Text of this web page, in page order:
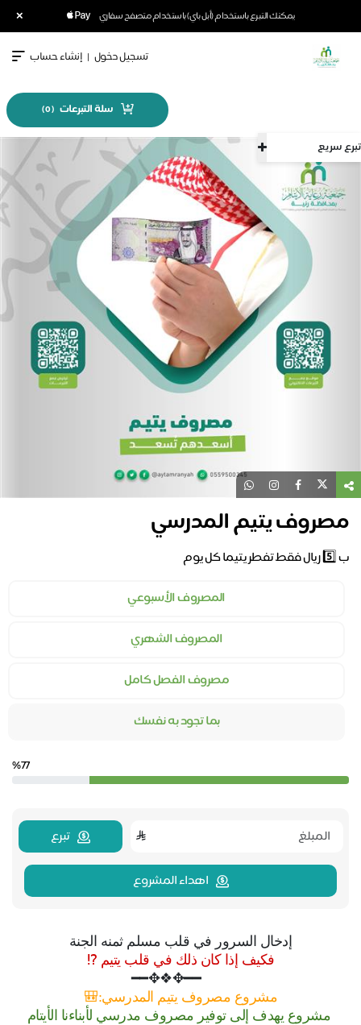
يمكنك التبرع باستخدام (أبل باي) باستخدام متصفح سفاري ×
تبرع سريع
تسجيل دخول | إنشاء حساب
سلة التبرعات (
0
)
مصروف يتيم المدرسي
ب 5️⃣ ريال فقط تفطر يتيما كل يوم
المصروف الأسبوعي
المصروف الشهري
مصروف الفصل كامل
بما تجود به نفسك
%77
تبرع
اهداء المشروع
إدخال السرور في قلب مسلم ثمنه الجنة
فكيف إذا كان ذلك في قلب يتيم ⁉️
━━✥❖✥━━
مشروع مصروف يتيم المدرسي:🎒
مشروع يهدف إلى توفير مصروف مدرسي لأبناءنا الأيتام